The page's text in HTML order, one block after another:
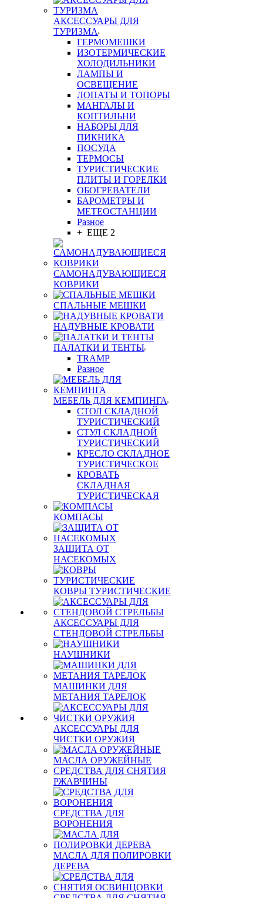
АКСЕССУАРЫ ДЛЯ
ТУРИЗМА
ГЕРМОМЕШКИ
ИЗОТЕРМИЧЕСКИЕ
ХОЛОДИЛЬНИКИ
ЛАМПЫ И
ОСВЕЩЕНИЕ
ЛОПАТЫ И ТОПОРЫ
МАНГАЛЫ И
КОПТИЛЬНИ
НАБОРЫ ДЛЯ
ПИКНИКА
ПОСУДА
ТЕРМОСЫ
ТУРИСТИЧЕСКИЕ
ПЛИТЫ И ГОРЕЛКИ
ОБОГРЕВАТЕЛИ
БАРОМЕТРЫ И
МЕТЕОСТАНЦИИ
Разное
+ ЕЩЕ 2
САМОНАДУВАЮЩИЕСЯ
КОВРИКИ
СПАЛЬНЫЕ МЕШКИ
НАДУВНЫЕ КРОВАТИ
ПАЛАТКИ И ТЕНТЫ
TRAMP
Разное
МЕБЕЛЬ ДЛЯ КЕМПИНГА
СТОЛ СКЛАДНОЙ
ТУРИСТИЧЕСКИЙ
СТУЛ СКЛАДНОЙ
ТУРИСТИЧЕСКИЙ
КРЕСЛО СКЛАДНОЕ
ТУРИСТИЧЕСКОЕ
КРОВАТЬ
СКЛАДНАЯ
ТУРИСТИЧЕСКАЯ
КОМПАСЫ
ЗАЩИТА ОТ
НАСЕКОМЫХ
КОВРЫ ТУРИСТИЧЕСКИЕ
АКСЕССУАРЫ ДЛЯ
СТЕНДОВОЙ СТРЕЛЬБЫ
НАУШНИКИ
МАШИНКИ ДЛЯ
МЕТАНИЯ ТАРЕЛОК
АКСЕССУАРЫ ДЛЯ
ЧИСТКИ ОРУЖИЯ
МАСЛА ОРУЖЕЙНЫЕ
СРЕДСТВА ДЛЯ СНЯТИЯ
РЖАВЧИНЫ
СРЕДСТВА ДЛЯ
ВОРОНЕНИЯ
МАСЛА ДЛЯ ПОЛИРОВКИ
ДЕРЕВА